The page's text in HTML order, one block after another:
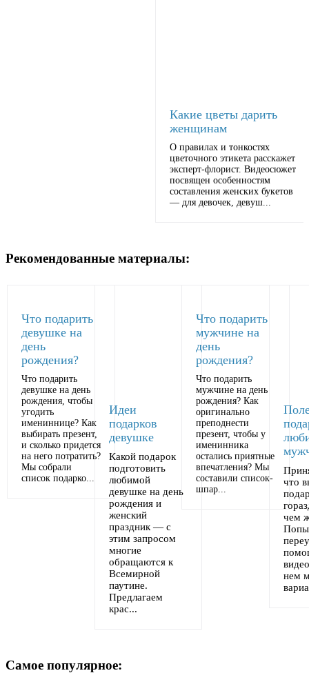
Какие цветы дарить
женщинам
О правилах и тонкостях
цветочного этикета расскажет
эксперт-флорист. Видеосюжет
посвящен особенностям
составления женских букетов
— для девочек, девуш...
Рекомендованные материалы:
Что подарить
девушке на
день
рождения?
Что подарить
девушке на день
рождения, чтобы
угодить
имениннице? Как
выбирать презент,
и сколько придется
на него потратить?
Мы собрали
список подарко...
Идеи
подарков
девушке
Какой подарок
подготовить
любимой
девушке на день
рождения и
женский
праздник — с
этим запросом
многие
обращаются к
Всемирной
паутине.
Предлагаем
крас...
Что подарить
мужчине на
день
рождения?
Что подарить
мужчине на день
рождения? Как
оригинально
преподнести
презент, чтобы у
именинника
остались приятные
впечатления? Мы
составили список-
шпар...
что
чем
нем
Самое популярное: